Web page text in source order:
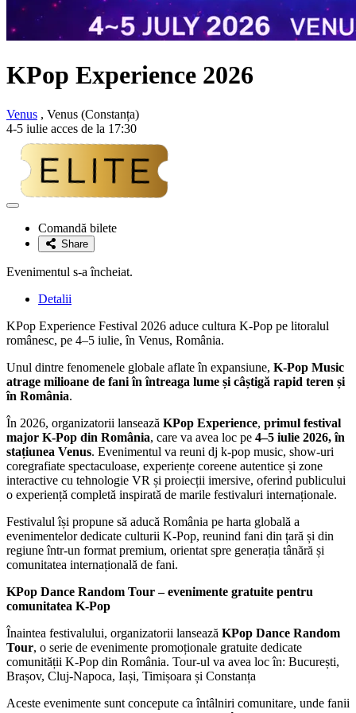
KPop Experience 2026
Venus , Venus (Constanța)
4-5 iulie acces de la 17:30
Adaugă
favoriteComandă bilete
Share
Evenimentul s-a încheiat.
Detalii
KPop Experience Festival 2026 aduce cultura K-Pop pe litoralul
românesc, pe 4–5 iulie, în Venus, România.
Unul dintre fenomenele globale aflate în expansiune, K-Pop Music
atrage milioane de fani în întreaga lume și câștigă rapid teren și
în România.
În 2026, organizatorii lansează KPop Experience, primul festival
major K-Pop din România, care va avea loc pe 4–5 iulie 2026, în
stațiunea Venus. Evenimentul va reuni dj k-pop music, show-uri
coregrafiate spectaculoase, experiențe coreene autentice și zone
interactive cu tehnologie VR și proiecții imersive, oferind publicului
o experiență completă inspirată de marile festivaluri internaționale.
Festivalul își propune să aducă România pe harta globală a
evenimentelor dedicate culturii K-Pop, reunind fani din țară și din
regiune într-un format premium, orientat spre generația tânără și
comunitatea internațională de fani.
KPop Dance Random Tour – evenimente gratuite pentru
comunitatea K-Pop
Înaintea festivalului, organizatorii lansează KPop Dance Random
Tour, o serie de evenimente promoționale gratuite dedicate
comunității K-Pop din România. Tour-ul va avea loc în: București,
Brașov, Cluj-Napoca, Iași, Timișoara și Constanța
Aceste evenimente sunt concepute ca întâlniri comunitare, unde fanii